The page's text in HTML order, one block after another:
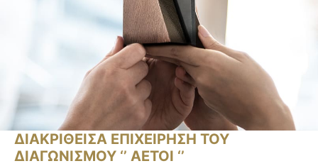
ΔΙΑΚΡΙΘΕΙΣΑ ΕΠΙΧΕΙΡΗΣΗ ΤΟΥ
ΔΙΑΓΩΝΙΣΜΟΥ ‘’ ΑΕΤΟΙ ‘’